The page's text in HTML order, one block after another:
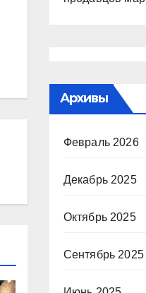
Архивы
Февраль 2026
Декабрь 2025
Октябрь 2025
Сентябрь 2025